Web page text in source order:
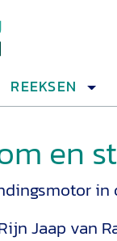
REEKSEN
en
Jaap van